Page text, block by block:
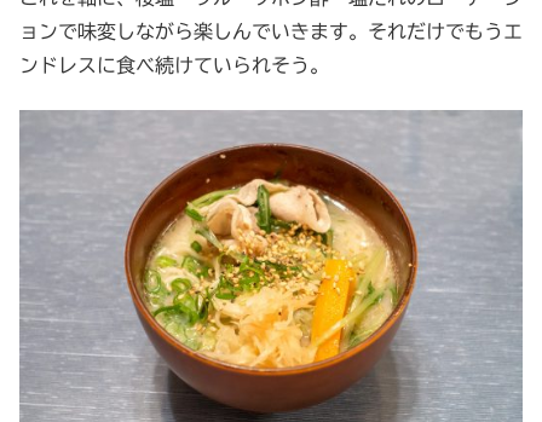
ョンで味変しながら楽しんでいきます。それだけでもうエ
ンドレスに食べ続けていられそう。